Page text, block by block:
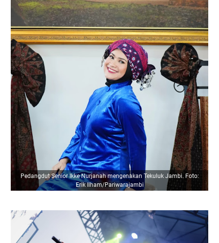
Pedangdut Senior Ikke Nurjanah mengenakan Tekuluk Jambi. Foto:
Erik Ilham/Pariwarajambi